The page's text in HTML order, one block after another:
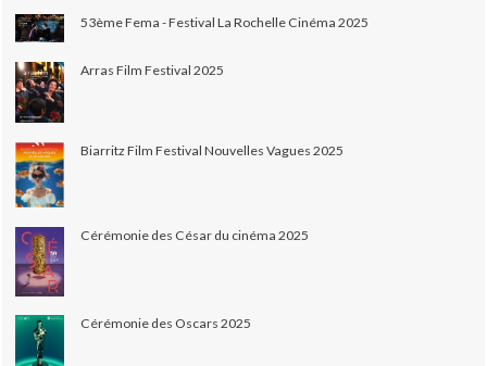
53ème Fema - Festival La Rochelle Cinéma 2025
Arras Film Festival 2025
Biarritz Film Festival Nouvelles Vagues 2025
Cérémonie des César du cinéma 2025
Cérémonie des Oscars 2025